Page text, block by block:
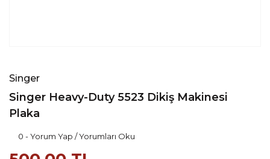
Singer
Singer Heavy-Duty 5523 Dikiş Makinesi
Plaka
0 - Yorum Yap / Yorumları Oku